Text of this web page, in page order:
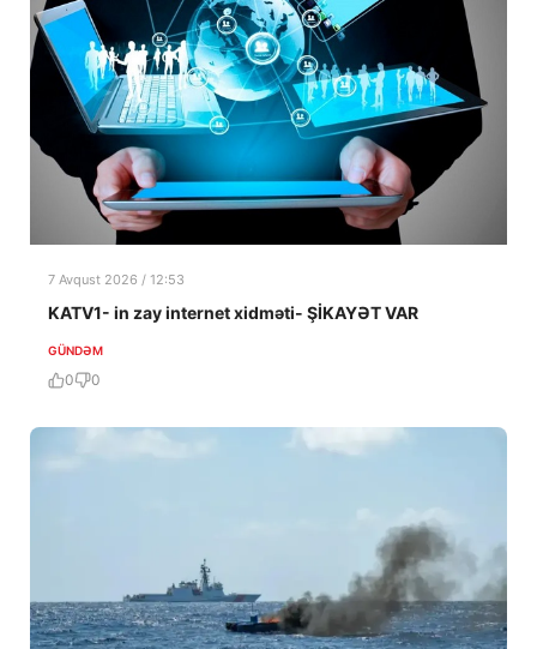
7 Avqust 2026 / 12:53
KATV1- in zay internet xidməti- ŞİKAYƏT VAR
GÜNDƏM
0 0